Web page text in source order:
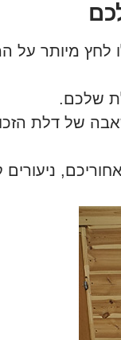
מיותר על
שלכם.
של דלת
ניעורים